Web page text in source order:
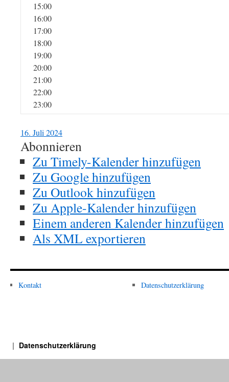
15:00
16:00
17:00
18:00
19:00
20:00
21:00
22:00
23:00
16. Juli 2024
Abonnieren
Zu Timely-Kalender hinzufügen
Zu Google hinzufügen
Zu Outlook hinzufügen
Zu Apple-Kalender hinzufügen
Einem anderen Kalender hinzufügen
Als XML exportieren
Kontakt Datenschutzerklärung
Datenschutzerklärung